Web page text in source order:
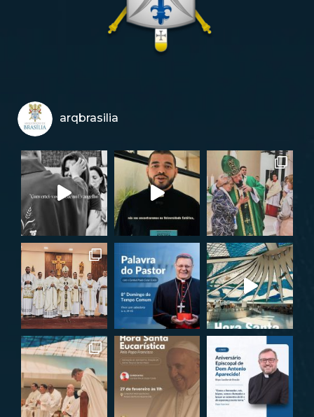
arqbrasilia